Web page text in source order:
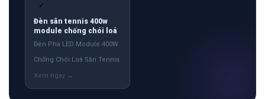
✓
Đèn sân tennis 400w
module chống chói loá
Đèn Pha LED Module 400W
Chống Chói Loá Sân Tennis